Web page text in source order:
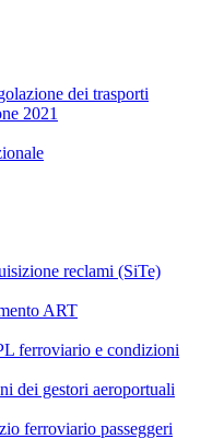
dei trasporti
2021
reclami (SiTe)
ART
ferroviario e condizioni
dei gestori aeroportuali
ferroviario passeggeri